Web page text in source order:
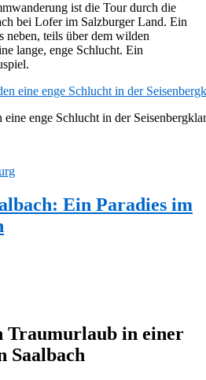
ist die Tour durch die
bei Lofer im Salzburger Land. Ein
neben, teils über dem wilden
lange, enge Schlucht. Ein
enge Schlucht in der
Ein Paradies im
Traumurlaub in einer
Saalbach